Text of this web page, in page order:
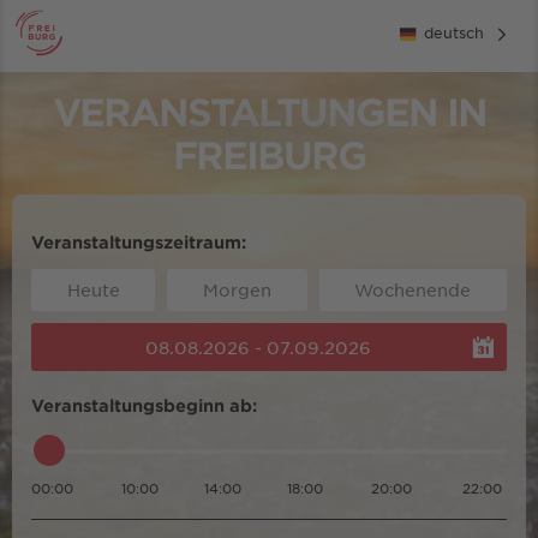
deutsch
VERANSTALTUNGEN IN
FREIBURG
Veranstaltungszeitraum:
Heute Morgen Wochenende
08.08.2026 - 07.09.2026
Veranstaltungsbeginn ab:
00:00 10:00 14:00 18:00 20:00 22:00